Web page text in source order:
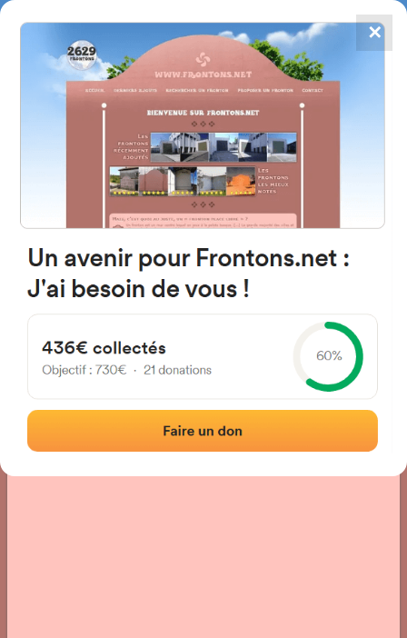
FRONTONS.NET
BUSCAR UN FRONTÓN
AÑADIR UN FRONTÓN
4784
frontones
31829 Dorrao, Navarra Espagne
Itturraldea Kalea 15 España
Fotos Comentarios y reseñas
✕